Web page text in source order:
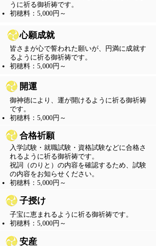
うに祈る御祈祷です。
​初穂料：5,000円～
心願成就
皆さまが心で誓われた願いが、円満に成就す
るように祈る御祈祷です。
​初穂料：5,000円～
開運
御神徳により、運が開けるように祈る御祈祷
です。
​初穂料：5,000円～
合格祈願
入学試験・就職試験・資格試験などに合格さ
れるように祈る御祈祷です。
祝詞（のりと）の内容を確認するため、試験
の内容をお知らせください。
​初穂料：5,000円～
子授け
子宝に恵まれるように祈る御祈祷です。
​初穂料：5,000円～
安産